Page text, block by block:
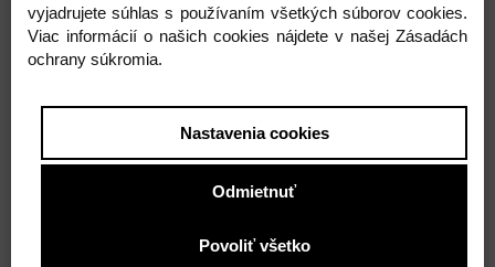
vyjadrujete súhlas s používaním všetkých súborov cookies.
Viac informácií o našich cookies nájdete v našej Zásadách
ochrany súkromia.
Nastavenia cookies
Odmietnuť
Povoliť všetko